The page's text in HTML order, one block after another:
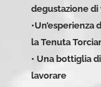
degustazione di
la Tenuta
• Una bottiglia
lavorare